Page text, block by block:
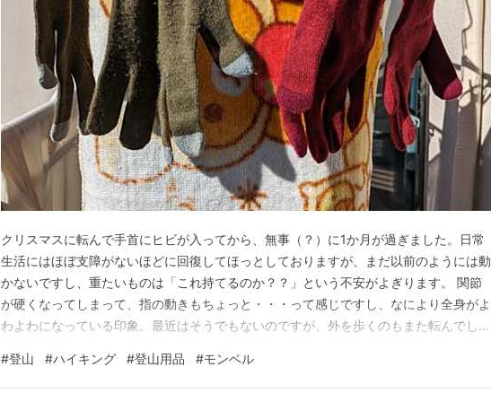
クリスマスに転んで手首にヒビが入ってから、無事（？）に1か月が過ぎました。日常
生活にはほぼ支障がないほどに回復してほっとしておりますが、まだ以前のようには動
かないですし、重たいものは「これ持てるのか？？」という不安がよぎります。 関節
が硬くなってしまって、指の動きもちょっと・・・って感じですし、なにより全身がよ
わよわになっている印象。最近はそうでもないのですが、外を歩くのもまた転んでしま
基本そ～～っと生きてきましたｗｗ。 なので、山登りなどとんでもないことで、ハイ
キングすら躊躇してしまうありさま・・かろうじてお散歩程…
#登山 #ハイキング #登山用品 #モンベル